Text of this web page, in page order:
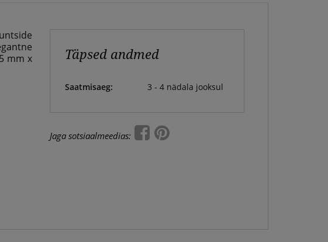
mm x
Täpsed andmed
Saatmisaeg: 3 - 4 nädala jooksul
Jaga sotsiaalmeedias: